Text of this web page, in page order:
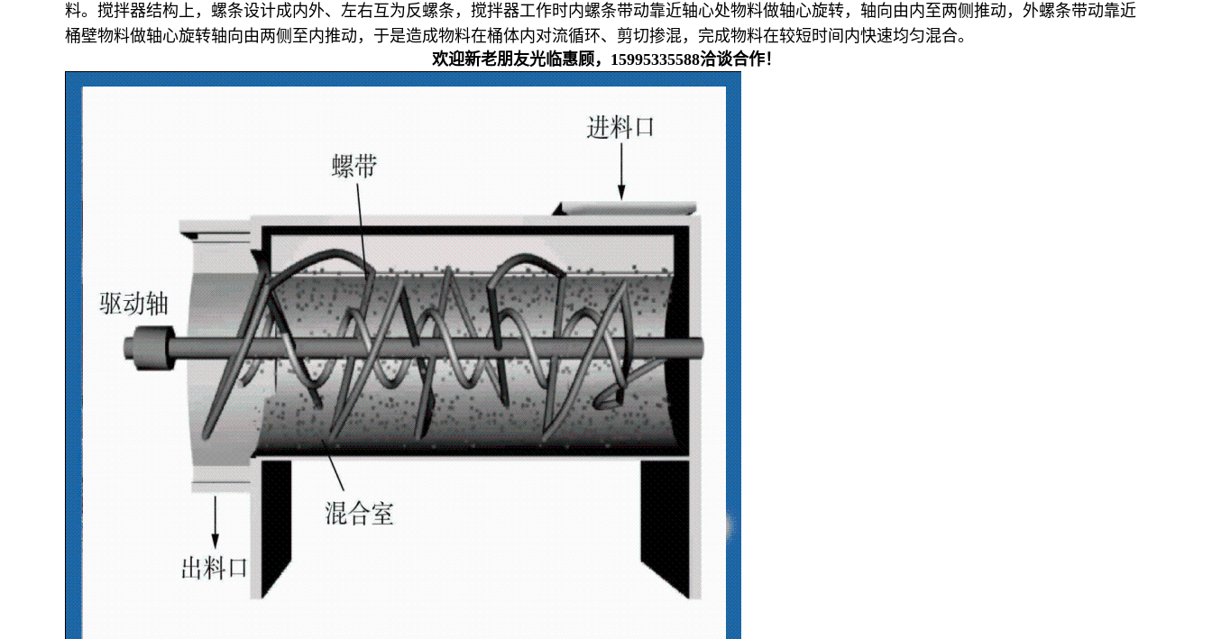
料。搅拌器结构上，螺条设计成内外、左右互为反螺条，搅拌器工作时内螺条带动靠近轴心处物料做轴心旋转，轴向由内至两侧推动，外螺条带动靠近
桶壁物料做轴心旋转轴向由两侧至内推动，于是造成物料在桶体内对流循环、剪切掺混，完成物料在较短时间内快速均匀混合。
欢迎新老朋友光临惠顾，15995335588洽谈合作！